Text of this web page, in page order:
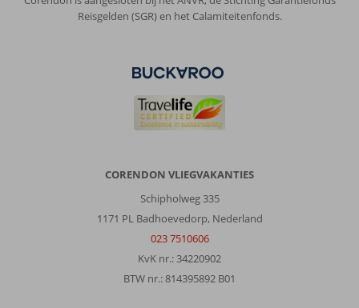
Reisgelden (SGR) en het Calamiteitenfonds.
CORENDON VLIEGVAKANTIES
Schipholweg 335
1171 PL Badhoevedorp, Nederland
023 7510606
KvK nr.: 34220902
BTW nr.: 814395892 B01